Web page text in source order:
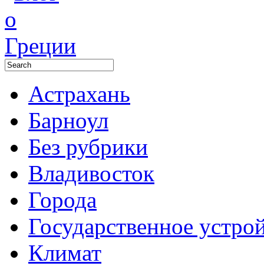
Астрахань
Барноул
Без рубрики
Владивосток
Города
Государственное
Климат